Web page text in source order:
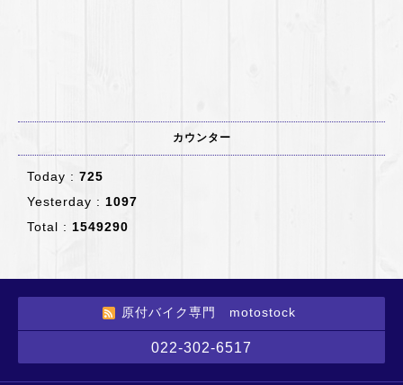
カウンター
Today : 725
Yesterday : 1097
Total : 1549290
原付バイク専門 motostock
022-302-6517